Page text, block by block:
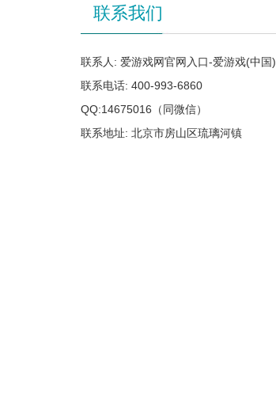
联系我们
联系人: 爱游戏网官网入口-爱游戏(中国)
联系电话: 400-993-6860
QQ:14675016（同微信）
联系地址: 北京市房山区琉璃河镇